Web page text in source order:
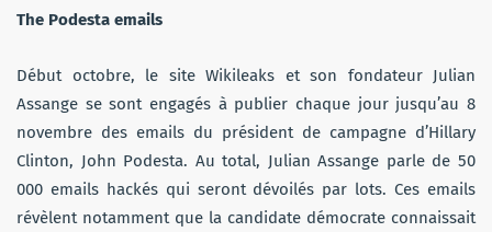
The Podesta emails
Début octobre, le site Wikileaks et son fondateur Julian
Assange se sont engagés à publier chaque jour jusqu’au 8
novembre des emails du président de campagne d’Hillary
Clinton, John Podesta. Au total, Julian Assange parle de 50
000 emails hackés qui seront dévoilés par lots. Ces emails
révèlent notamment que la candidate démocrate connaissait